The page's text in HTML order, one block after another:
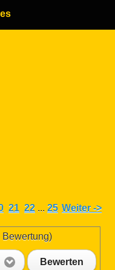
21 22 ... 25 Weiter ->
Bewerten